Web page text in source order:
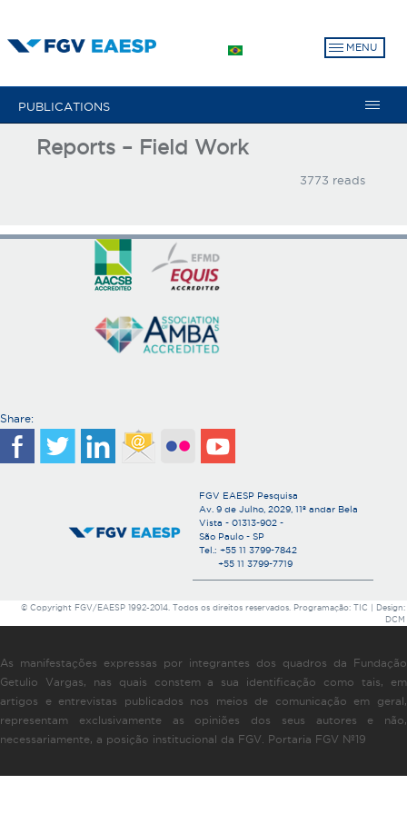
to
MENU
PUBLICATIONS
Reports – Field Work
3773 reads
Share:
FGV EAESP Pesquisa
Av. 9 de Julho, 2029, 11º andar Bela
Vista - 01313-902 -
São Paulo - SP
Tel.: +55 11 3799-7842
+55 11 3799-7719
© Copyright FGV/EAESP 1992-2014. Todos os direitos reservados. Programação: TIC | Design:
DCM
As manifestações expressas por integrantes dos quadros da Fundação
Getulio Vargas, nas quais constem a sua identificação como tais, em
artigos e entrevistas publicados nos meios de comunicação em geral,
representam exclusivamente as opiniões dos seus autores e não,
necessariamente, a posição institucional da FGV. Portaria FGV Nº19